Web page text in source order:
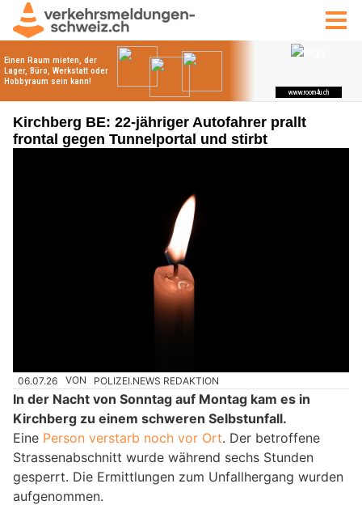
Kirchberg BE: 22-jähriger Autofahrer prallt
frontal gegen Tunnelportal und stirbt
06.07.26 VON POLIZEI.NEWS REDAKTION
In der Nacht von Sonntag auf Montag kam es in
Kirchberg zu einem schweren Selbstunfall.
Eine Person verstarb noch vor Ort. Der betroffene
Strassenabschnitt wurde während sechs Stunden
gesperrt. Die Ermittlungen zum Unfallhergang wurden
aufgenommen.